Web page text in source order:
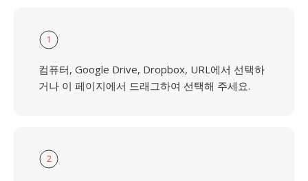
1
컴퓨터, Google Drive, Dropbox, URL에서 선택하
거나 이 페이지에서 드래그하여 선택해 주세요.
2